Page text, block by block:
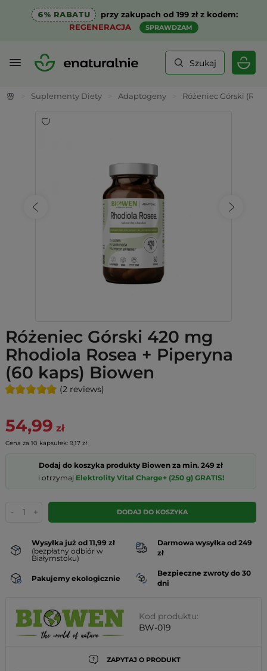
6% RABATU
przy zakupach od 199 zł z kodem:
REGENERACJA
SPRAWDZAM
Szukaj
Suplementy Diety Adaptogeny Różeniec Górski
Różeniec Górski 420 mg
Rhodiola Rosea + Piperyna
(60 kaps) Biowen
(2 reviews)
54,99 zł
Cena za 10 kapsułek: 9,17 zł
Dodaj do koszyka produkty Biowen za min. 249 zł
i otrzymaj Elektrolity Vital Charge+ (250 g) GRATIS!
- + DODAJ DO KOSZYKA
Wysyłka już od 11,99 zł
(bezpłatny odbiór w
Białymstoku)
Darmowa wysyłka od 249
zł
Pakujemy ekologicznie
Bezpieczne zwroty do 30
dni
Kod produktu:
BW-019
ZAPYTAJ O PRODUKT